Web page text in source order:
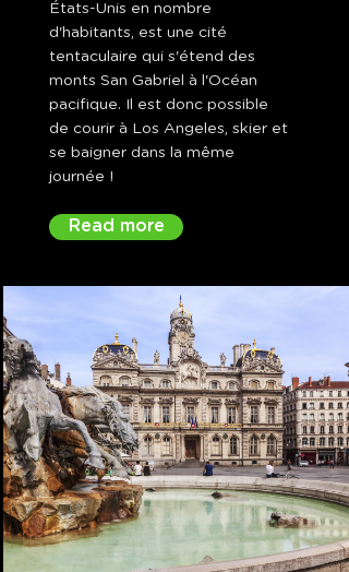
États-Unis en nombre
d'habitants, est une cité
tentaculaire qui s'étend des
monts San Gabriel à l'Océan
pacifique. Il est donc possible
de courir à Los Angeles, skier et
se baigner dans la même
journée !
Read more